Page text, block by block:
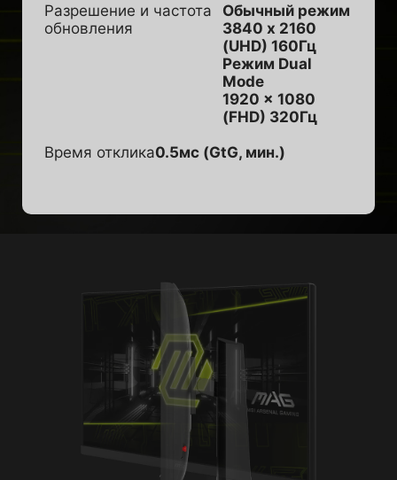
Разрешение и частота
обновления
Обычный режим
3840 x 2160
(UHD) 160Гц
Режим Dual
Mode
1920 x 1080
(FHD) 320Гц
Время отклика0.5мс (GtG, мин.)